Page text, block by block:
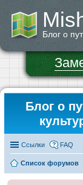
Блог о
Блог о
Ссылки FAQ
Список форумов